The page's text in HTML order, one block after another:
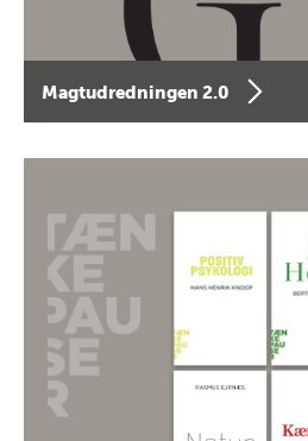
Magtudredningen 2.0